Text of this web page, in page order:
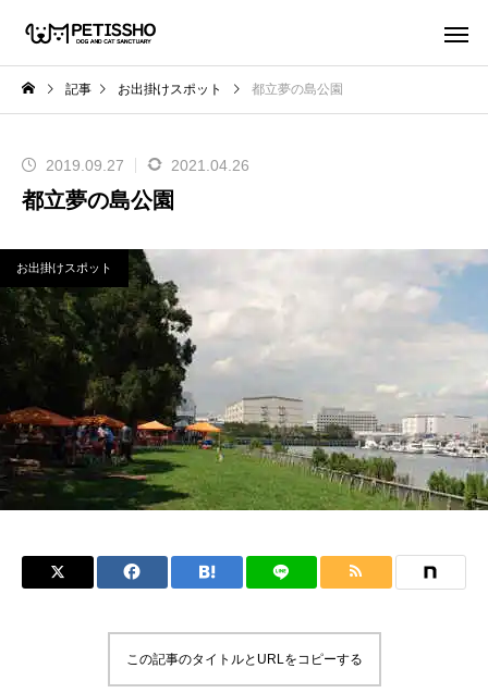
記事 お出掛けスポット 都立夢の島公園
2019.09.27 2021.04.26
都立夢の島公園
お出掛けスポット
この記事のタイトルとURLをコピーする